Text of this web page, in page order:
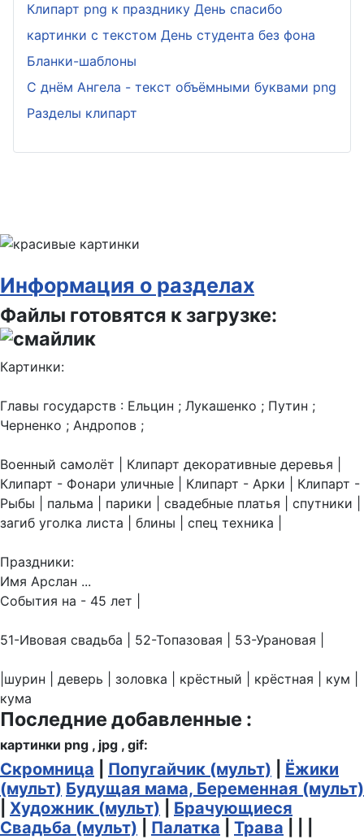
Клипарт png к празднику День спасибо
картинки с текстом День студента без фона
Бланки-шаблоны
С днём Ангела - текст объёмными буквами png
Разделы клипарт
Информация о разделах
Файлы готовятся к загрузке:
Картинки:
Главы государств : Ельцин ; Лукашенко ; Путин ;
Черненко ; Андропов ;
Военный самолёт | Клипарт декоративные деревья |
Клипарт - Фонари уличные | Клипарт - Арки | Клипарт -
Рыбы | пальма | парики | свадебные платья | спутники |
загиб уголка листа | блины | спец техника |
Праздники:
Имя Арслан ...
События на - 45 лет |
51-Ивовая свадьба | 52-Топазовая | 53-Урановая |
|шурин | деверь | золовка | крёстный | крёстная | кум |
кума
Последние добавленные :
картинки png , jpg , gif:
Скромница Попугайчик (мульт)
Ёжики
(мульт) Будущая мама, Беременная (мульт)
Художник (мульт)
Брачующиеся
Свадьба (мульт)
Палатка Трава